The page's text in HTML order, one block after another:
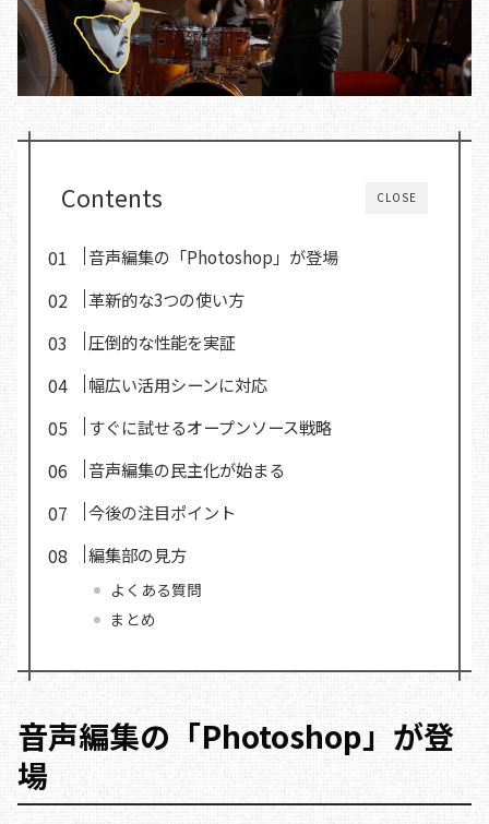
CLOSE
Contents
音声編集の「Photoshop」が登場
革新的な3つの使い方
圧倒的な性能を実証
幅広い活用シーンに対応
すぐに試せるオープンソース戦略
音声編集の民主化が始まる
今後の注目ポイント
編集部の見方
よくある質問
まとめ
音声編集の「Photoshop」が登
場